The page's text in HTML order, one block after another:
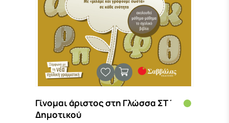
Γίνομαι άριστος στη Γλώσσα ΣΤ΄
Δημοτικού